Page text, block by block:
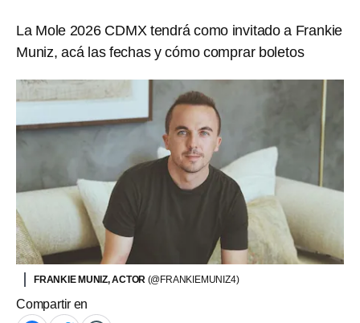
La Mole 2026 CDMX tendrá como invitado a Frankie
Muniz, acá las fechas y cómo comprar boletos
FRANKIE MUNIZ, ACTOR (@FRANKIEMUNIZ4)
Compartir en